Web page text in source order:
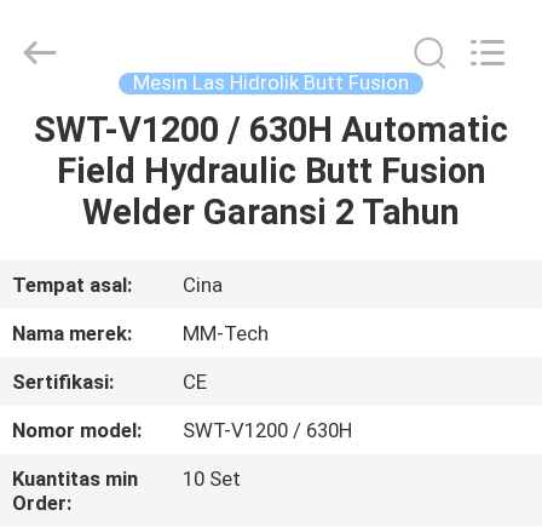
RUMAH
PRODUK
TENTANG
KAMI
TUR
PABRIK
Mingmai
Technology
Reserved.
Mesin Las Hidrolik Butt Fusion
SWT-V1200 / 630H Automatic
Field Hydraulic Butt Fusion
Welder Garansi 2 Tahun
Tempat asal:
Cina
Nama merek:
MM-Tech
Sertifikasi:
CE
Nomor model:
SWT-V1200 / 630H
Kuantitas min
Order:
10 Set